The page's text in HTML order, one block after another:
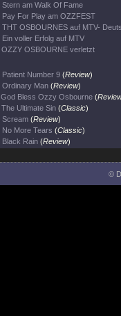
Stern am Walk Of Fame
Pay For Play am OZZFEST
THT OSBOURNES auf MTV-
Ein voller Erfolg auf MTV
OZZY OSBOURNE verletzt
Patient Number 9 (Review)
Ordinary Man (Review)
God Bless Ozzy Osbourne (
The Ultimate Sin (Classic)
Scream (Review)
No More Tears (Classic)
Black Rain (Review)
©